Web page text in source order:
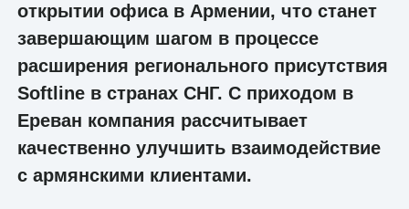
открытии офиса в Армении, что станет
завершающим шагом в процессе
расширения регионального присутствия
Softline в странах СНГ. С приходом в
Ереван компания рассчитывает
качественно улучшить взаимодействие
с армянскими клиентами.